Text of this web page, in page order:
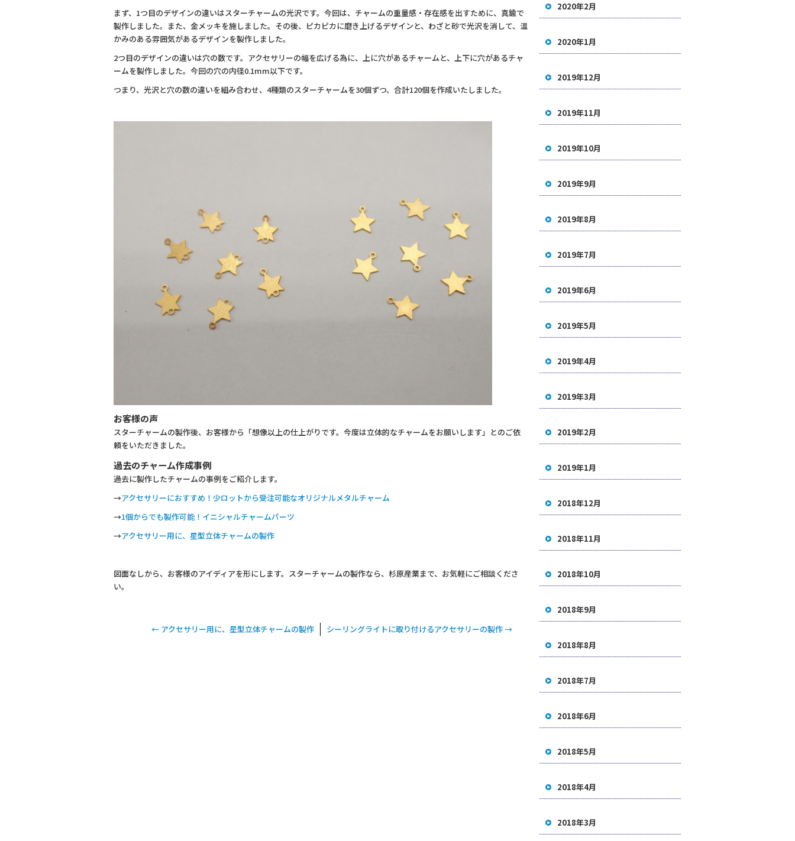
まず、1つ目のデザインの違いはスターチャームの光沢です。今回は、チャームの重量感・存在感を出すために、真鍮で
製作しました。また、金メッキを施しました。その後、ピカピカに磨き上げるデザインと、わざと砂で光沢を消して、温
かみのある雰囲気があるデザインを製作しました。
2つ目のデザインの違いは穴の数です。アクセサリーの幅を広げる為に、上に穴があるチャームと、上下に穴があるチャ
ームを製作しました。今回の穴の内径0.1mm以下です。
つまり、光沢と穴の数の違いを組み合わせ、4種類のスターチャームを30個ずつ、合計120個を作成いたしました。
お客様の声
スターチャームの製作後、お客様から「想像以上の仕上がりです。今度は立体的なチャームをお願いします」とのご依
頼をいただきました。
過去のチャーム作成事例
過去に製作したチャームの事例をご紹介します。
→アクセサリーにおすすめ！少ロットから受注可能なオリジナルメタルチャーム
→1個からでも製作可能！イニシャルチャームパーツ
→アクセサリー用に、星型立体チャームの製作
図面なしから、お客様のアイディアを形にします。スターチャームの製作なら、杉原産業まで、お気軽にご相談くださ
い。
← アクセサリー用に、星型立体チャームの製作 シーリングライトに取り付けるアクセサリーの製作→
2020年2月
2020年1月
2019年12月
2019年11月
2019年10月
2019年9月
2019年8月
2019年7月
2019年6月
2019年5月
2019年4月
2019年3月
2019年2月
2019年1月
2018年12月
2018年11月
2018年10月
2018年9月
2018年8月
2018年7月
2018年6月
2018年5月
2018年4月
2018年3月